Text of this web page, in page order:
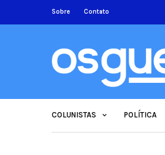
Sobre Contato
COLUNISTAS POLÍTICA